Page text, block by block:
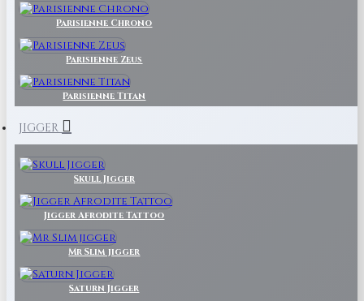
Parisienne Chrono
Parisienne Zeus
Parisienne Titan
JIGGER
Skull Jigger
Jigger Afrodite Tattoo
Mr Slim jigger
Saturn Jigger